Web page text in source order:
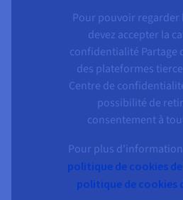
Pour pouvoir regarder
devez accepter la
confidentialité Partage
des plateformes
Centre de
possibilité de
consentement à
Pour plus
politique de cookies
politique de cookies